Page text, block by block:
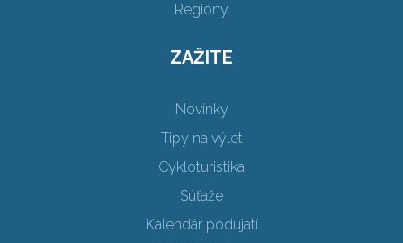
Regióny
ZAŽITE
Novinky
Tipy na výlet
Cykloturistika
Súťaže
Kalendár podujatí